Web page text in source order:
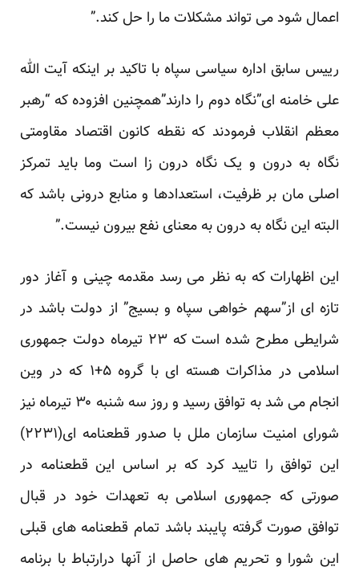
اعمال شود می تواند مشکلات ما را حل کند.”
رییس سابق اداره سیاسی سپاه با تاکید بر اینکه آیت الله
علی خامنه ای”نگاه دوم را دارند”همچنین افزوده که “رهبر
معظم انقلاب فرمودند که نقطه کانون اقتصاد مقاومتی
نگاه به درون و یک نگاه درون زا است وما باید تمرکز
اصلی مان بر ظرفیت، استعدادها و منابع درونی باشد که
البته این نگاه به درون به معنای نفع بیرون نیست.”
این اظهارات که به نظر می رسد مقدمه چینی و آغاز دور
تازه ای از”سهم خواهی سپاه و بسیج” از دولت باشد در
شرایطی مطرح شده است که ۲۳ تیرماه دولت جمهوری
اسلامی در مذاکرات هسته ای با گروه ۵+۱ که در وین
انجام می شد به توافق رسید و روز سه شنبه ۳۰ تیرماه نیز
شورای امنیت سازمان ملل با صدور قطعنامه ای(۲۲۳۱)
این توافق را تایید کرد که بر اساس این قطعنامه در
صورتی که جمهوری اسلامی به تعهدات خود در قبال
توافق صورت گرفته پایبند باشد تمام قطعنامه های قبلی
این شورا و تحریم های حاصل از آنها درارتباط با برنامه